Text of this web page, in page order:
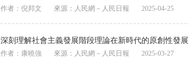
作者：倪邦文 來源： 人民網－人民日報 2025-04-25
深刻理解社會主義發展階段理論在新時代的原創性發
作者：康曉強 來源： 人民網－人民日報 2025-03-27